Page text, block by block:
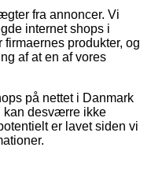
fra annoncer. Vi
internet shops i
produkter, og
af at en af vores
på nettet i Danmark
kan desværre ikke
er lavet siden vi